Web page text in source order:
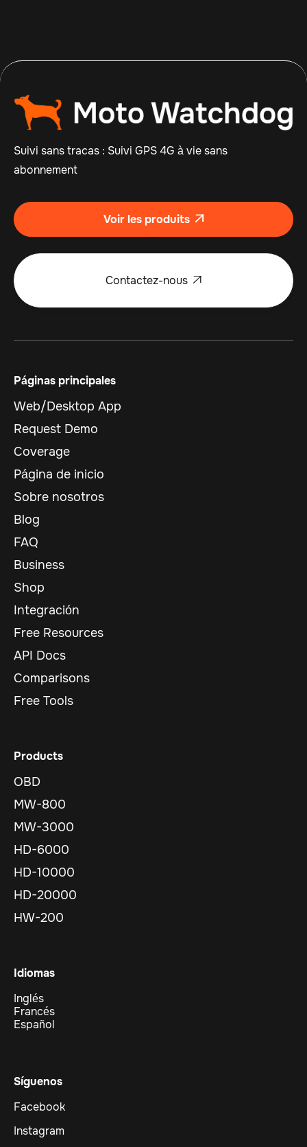
Suivi sans tracas : Suivi GPS 4G à vie sans
abonnement
Voir les produits 
Contactez-nous 
Páginas principales
Web/Desktop App
Request Demo
Coverage
Página de inicio
Sobre nosotros
Blog
FAQ
Business
Shop
Integración
Free Resources
API Docs
Comparisons
Free Tools
Products
OBD
MW-800
MW-3000
HD-6000
HD-10000
HD-20000
HW-200
Idiomas
Inglés
Francés
Español
Síguenos
Facebook
Instagram